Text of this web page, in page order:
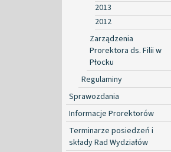
2013
2012
Zarządzenia
Prorektora ds. Filii w
Płocku
Regulaminy
Sprawozdania
Informacje Prorektorów
Terminarze posiedzeń i
składy Rad Wydziałów